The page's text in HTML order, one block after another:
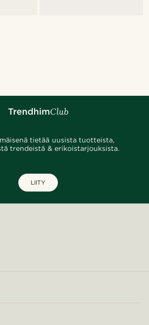
tietää uusista tuotteista,
trendeistä & erikoistarjouksista.
LIITY